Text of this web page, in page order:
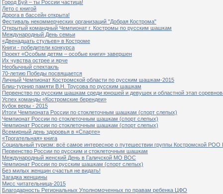
Город Буй – ты России частица!
Лето с книгой
Дорога в бассейн открыта!
Фестиваль некоммерческих организаций "Добрая Кострома"
Открытый командный Чемпионат г. Костромы по русским шашкам
Международный День семьи
«Двенадцать стульев» в Костроме
Книги - победители конкурса
Проект «Особым детям – особые книги» завершен
Их чувства острее и ярче
Необычный спектакль
70-летию Победы посвящается
Личный Чемпионат Костромской области по русским шашкам-2015
Блиц-турнир памяти В.Н. Трусова по русским шашкам
Первенство по русским шашкам среди юношей и девушек и областной этап
Успех команды «Костромские берендеи»
Кубок веры - 2015
Итоги Чемпионата России по стоклеточным шашкам (спорт слепых)
Чемпионат России по стоклеточным шашкам (спорт слепых)
Чемпионат России по стоклеточным шашкам (спорт слепых)
Всемирный день здоровья в «Спарте»
«Трогательная» книга
Социальный туризм: всё самое интересное о путешествии группы Костромской
Первенство России по русским и стоклеточным шашкам
Международный женский День в Галичской МО ВОС
Чемпионат России по русским шашкам (спорт слепых)
Без милых женщин счастья не видать!
Загадка женщины
Мисс читательница-2015
Благодарность Региональных Уполномоченных по правам ребенка ЦФО